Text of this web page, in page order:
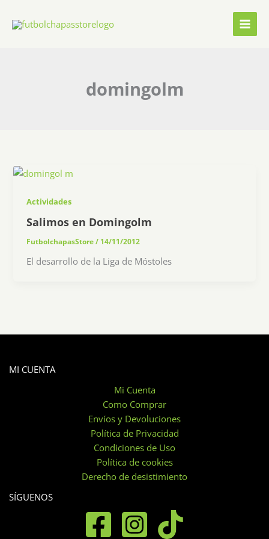
domingolm
Actividades
Salimos en Domingolm
FutbolchapasStore/ 14/11/2012
El desarrollo de la Liga de Móstoles
MI CUENTA
Mi Cuenta
Como Comprar
Envíos y Devoluciones
Política de Privacidad
Condiciones de Uso
Política de cookies
Derecho de desistimiento
SÍGUENOS